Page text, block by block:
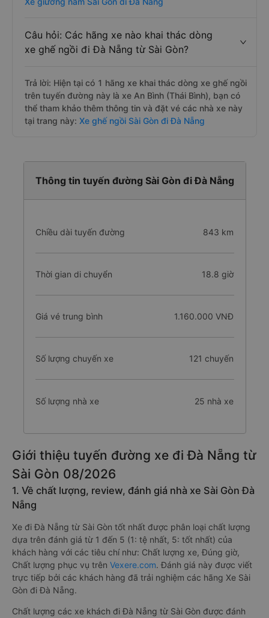
Câu hỏi: Các hãng xe nào khai thác dòng
xe ghế ngồi đi Đà Nẵng từ Sài Gòn?
Trả lời: Hiện tại có 1 hãng xe khai thác dòng xe ghế ngồi
trên tuyến đường này là xe An Bình (Thái Bình), bạn có
thể tham khảo thêm thông tin và đặt vé các nhà xe này
tại trang này: Xe ghế ngồi Sài Gòn đi Đà Nẵng
Thông tin tuyến đường Sài Gòn đi Đà Nẵng
Chiều dài tuyến đường 843 km
Thời gian di chuyển 18.8 giờ
Giá vé trung bình 1.160.000 VNĐ
Số lượng chuyến xe 121 chuyến
Số lượng nhà xe 25 nhà xe
Giới thiệu tuyến đường xe đi Đà Nẵng từ
Sài Gòn 08/2026
1. Về chất lượng, review, đánh giá nhà xe Sài Gòn Đà
Nẵng
Xe đi Đà Nẵng từ Sài Gòn tốt nhất được phân loại chất lượng
dựa trên đánh giá từ 1 đến 5 (1: tệ nhất, 5: tốt nhất) của
khách hàng với các tiêu chí như: Chất lượng xe, Đúng giờ,
Chất lượng phục vụ trên Vexere.com. Đánh giá này được viết
trực tiếp bởi các khách hàng đã trải nghiệm các hãng Xe Sài
Gòn đi Đà Nẵng.
Chất lượng các xe khách đi Đà Nẵng từ Sài Gòn được đánh